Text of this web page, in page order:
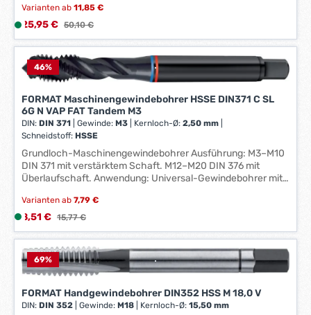
-
3
W
e
r
k
t
a
g
e
*
*
Al- und Mg-Leg.: 15 Gusseisenwerkstoffe: 10 Gewinde: UNC
3/4 Gewinde-Ø: 19,050 mm Gesamtlänge: 125 mm Kernloch-
säurebeständige Stähle (INOX): 6 Norm: DIN 371/376
Schneidstoff: HSSE Schaft-vierkant: 14,5 mm Schaft-Ø:
14,0 mm Stähle bis 1000 N/mm²: 10 Stähle bis 1400 N/mm²:
8 Stähle bis 850 N/mm²: 12 Beschichtung: dampf.
Varianten ab 11,85 €
Verkaufspreis:
L
i
f
e
r
z
e
i
t
:
1
-
3
e
r
k
a
25,95 € Regulärer Preis:
50,10 €
46%
FORMAT Maschinengewindebohrer HSSE DIN371 C SL
6G N VAP FAT Tandem M3
DIN:DIN 371 Gewinde:M3 Kernloch-Ø:2,50 mm
Schneidstoff:HSSE
Grundloch-Maschinengewindebohrer Ausführung: M3–M10
DIN 371 mit verstärktem Schaft. M12–M20 DIN 376 mit
Überlaufschaft. Anwendung: Universal-Gewindebohrer mit
DIN 13. HSS-E, Toleranzfeld ISO 3/6G mit Übermaß für
Werkstücke, die bei der Bearbeitung zum Zurückfedern
schrumpfen. Hersteller: Einkaufsbüro Deutscher
Eisenhändler GmbH, EDE Platz 1, 42389 Wuppertal, DE,
+4920260960, webkontakt@ede.de
Varianten ab 7,79 €
Verkaufspreis:
L
i
e
f
e
r
z
8,51 € Regulärer Preis:
15,77 €
69%
FORMAT Handgewindebohrer DIN352 HSS M 18,0 V
DIN:DIN 352 Gewinde:M18 Kernloch-Ø:15,50 mm